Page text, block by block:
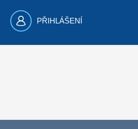
PŘIHLÁŠENÍ